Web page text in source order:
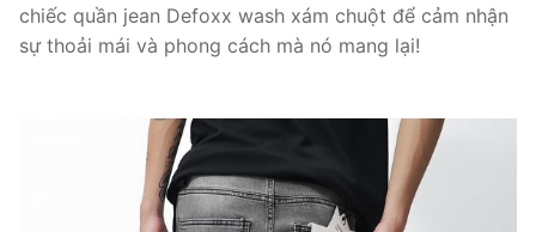
chiếc quần jean Defoxx wash xám chuột để cảm nhận
sự thoải mái và phong cách mà nó mang lại!